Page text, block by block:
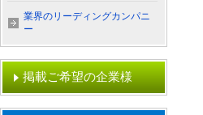
業界のリーディングカンパニ
ー
掲載ご希望の企業様